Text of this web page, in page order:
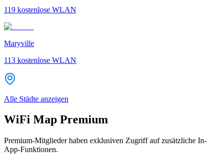
119 kostenlose WLAN
Maryville
113 kostenlose WLAN
Alle Städte anzeigen
WiFi Map Premium
Premium-Mitglieder haben exklusiven Zugriff auf zusätzliche In-
App-Funktionen.